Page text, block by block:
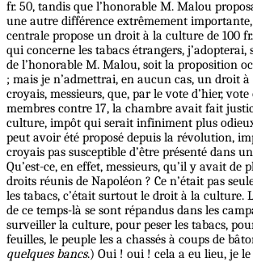
fr. 50, tandis que l’honorable M. Malou
une autre différence extrêmement importante,
centrale propose un droit à la culture de 100
qui concerne les tabacs étrangers,
de l’honorable M. Malou, soit la proposition
; mais je n’admettrai, en aucun cas, un droit
croyais, messieurs, que, par le vote d’hier,
membres contre 17, la chambre avait fait
culture, impôt qui serait infiniment plus
peut avoir été proposé depuis la révolution,
croyais pas susceptible d’être présenté dans
Qu’est-ce, en effet, messieurs, qu’il y avait de
droits réunis de Napoléon ? Ce n’était pas
les tabacs, c’était surtout le droit à la culture.
de ce temps-là se sont répandus dans les
surveiller la culture, pour peser les tabacs,
feuilles, le peuple les a chassés à coups de
quelques bancs.) Oui ! oui ! cela a eu lieu, je